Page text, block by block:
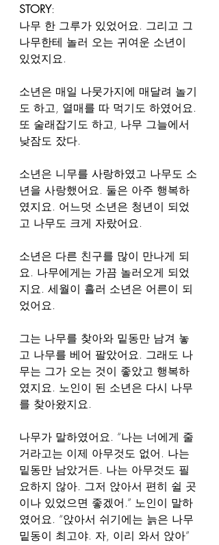
STORY:
나무 한 그루가 있었어요. 그리고 그
나무한테 놀러 오는 귀여운 소년이
있었지요.
소년은 매일 나뭇가지에 매달려 놀기
도 하고, 열매를 따 먹기도 하였어요.
또 술래잡기도 하고, 나무 그늘에서
낮잠도 잤다.
소년은 니무를 사랑하였고 나무도 소
년을 사랑했어요. 둘은 아주 행복하
였지요. 어느덧 소년은 청년이 되었
고 나무도 크게 자랐어요.
소년은 다른 친구를 많이 만나게 되
요. 나무에게는 가끔 놀러오게 되었
지요. 세월이 흘러 소년은 어른이 되
었어요.
그는 나무를 찾아와 밑동만 남겨 놓
고 나무를 베어 팔았어요. 그래도 나
무는 그가 오는 것이 좋았고 행복하
였지요. 노인이 된 소년은 다시 나무
를 찾아왔지요.
나무가 말하였어요. “나는 너에게 줄
거라고는 이제 아무것도 없어. 나는
밑동만 남았거든. 나는 아무것도 필
요하지 않아. 그저 앉아서 편히 쉴 곳
이나 있었으면 좋겠어.” 노인이 말하
였어요. “앉아서 쉬기에는 늙은 나무
밑동이 최고야. 자, 이리 와서 앉아”